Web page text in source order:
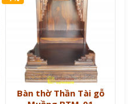
Bàn thờ Thần Tài gỗ